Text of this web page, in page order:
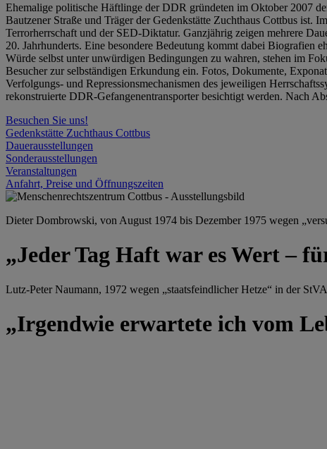
Ehemalige politische Häftlinge der DDR gründeten im Oktober 2007
Bautzener Straße und Träger der Gedenkstätte Zuchthaus Cottbus ist.
Terrorherrschaft und der SED-Diktatur. Ganzjährig zeigen mehrere
20. Jahrhunderts. Eine besondere Bedeutung kommt dabei Biografien
Würde selbst unter unwürdigen Bedingungen zu wahren, stehen im
Besucher zur selbständigen Erkundung ein. Fotos, Dokumente,
Verfolgungs- und Repressionsmechanismen des jeweiligen
rekonstruierte DDR-Gefangenentransporter besichtigt werden. Nach
Besuchen Sie uns!
Gedenkstätte Zuchthaus Cottbus
Dauerausstellungen
Sonderausstellungen
Veranstaltungen
Anfahrt, Preise und Öffnungszeiten
Dieter Dombrowski, von August 1974 bis Dezember 1975 wegen
„Jeder Tag Haft war es Wert –
Lutz-Peter Naumann, 1972 wegen „staatsfeindlicher Hetze“ in der
„Irgendwie erwartete ich vom